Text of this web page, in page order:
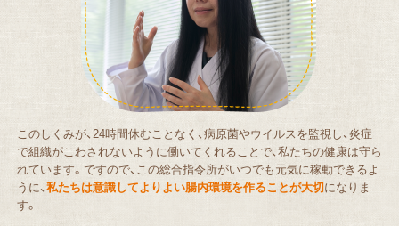
このしくみが、24時間休むことなく、病原菌やウイルスを監視し、炎症
で組織がこわされないように働いてくれることで、私たちの健康は守ら
れています。ですので、この総合指令所がいつでも元気に稼動できるよ
うに、私たちは意識してよりよい腸内環境を作ることが大切になりま
す。